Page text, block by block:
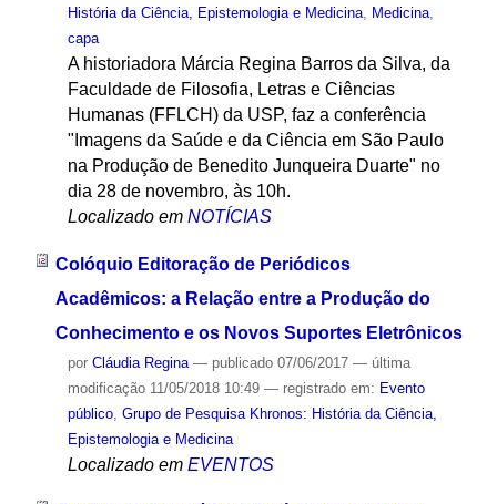
História da Ciência, Epistemologia e Medicina, Medicina,
capa
A historiadora Márcia Regina Barros da Silva, da
Faculdade de Filosofia, Letras e Ciências
Humanas (FFLCH) da USP, faz a conferência
"Imagens da Saúde e da Ciência em São Paulo
na Produção de Benedito Junqueira Duarte" no
dia 28 de novembro, às 10h.
Localizado em NOTÍCIAS
Colóquio Editoração de Periódicos
Acadêmicos: a Relação entre a Produção do
Conhecimento e os Novos Suportes Eletrônicos
por Cláudia Regina — publicado07/06/2017 — última
modificação11/05/2018 10:49 — registrado em: Evento
público, Grupo de Pesquisa Khronos: História da Ciência,
Epistemologia e Medicina
Localizado em EVENTOS